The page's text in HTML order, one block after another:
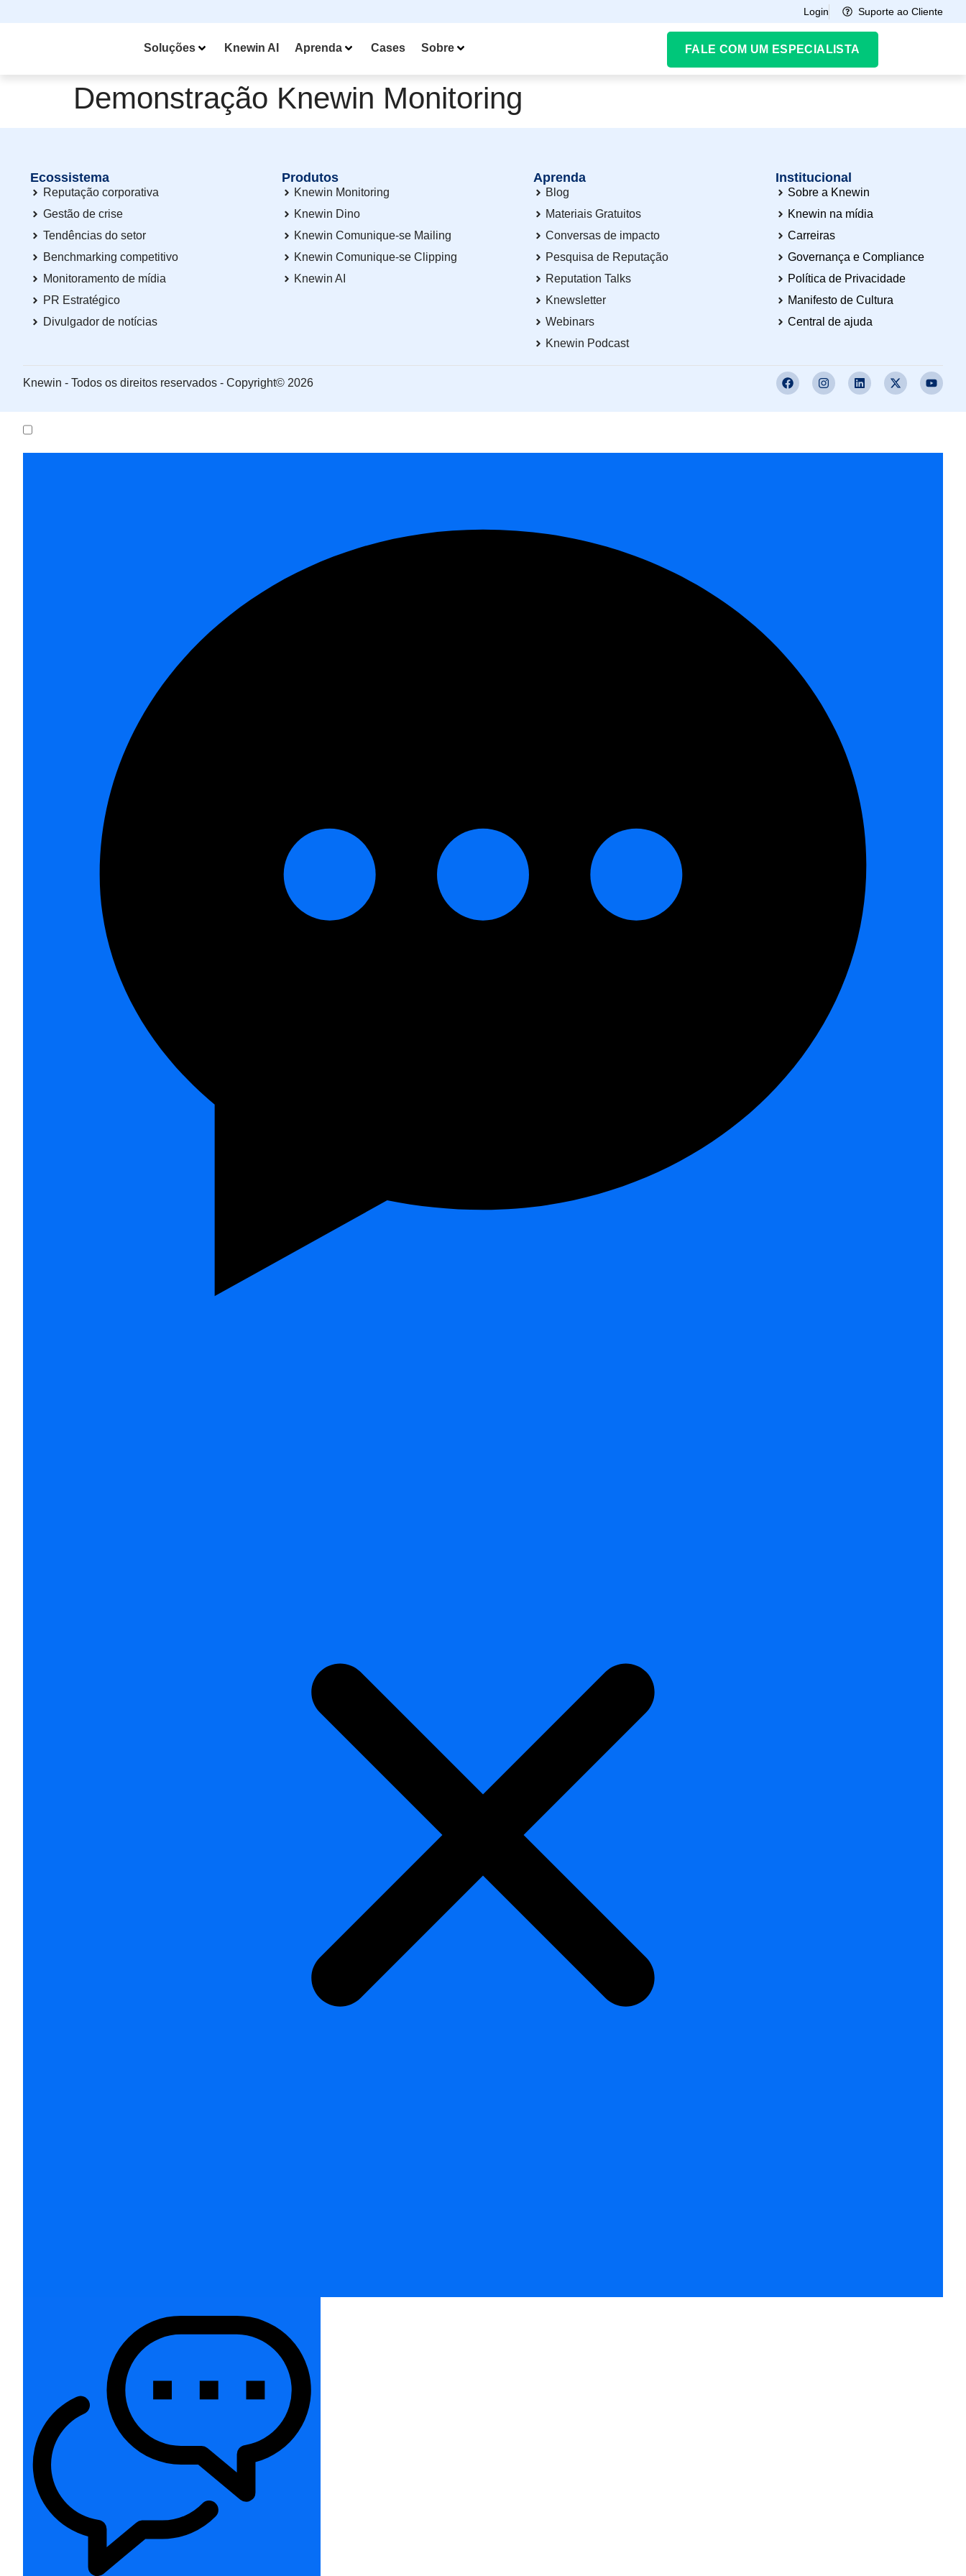
Login Suporte ao Cliente
Soluções Knewin AI Aprenda Cases Sobre FALE COM UM ESPECIALISTA
Demonstração Knewin Monitoring
Ecossistema
Reputação corporativa
Gestão de crise
Tendências do setor
Benchmarking competitivo
Monitoramento de mídia
PR Estratégico
Divulgador de notícias
Produtos
Knewin Monitoring
Knewin Dino
Knewin Comunique-se Mailing
Knewin Comunique-se Clipping
Knewin AI
Aprenda
Blog
Materiais Gratuitos
Conversas de impacto
Pesquisa de Reputação
Reputation Talks
Knewsletter
Webinars
Knewin Podcast
Institucional
Sobre a Knewin
Knewin na mídia
Carreiras
Governança e Compliance
Política de Privacidade
Manifesto de Cultura
Central de ajuda
Knewin - Todos os direitos reservados - Copyright© 2026